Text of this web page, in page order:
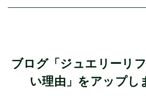
ブログ「ジュエリーリ
い理由」をアップし